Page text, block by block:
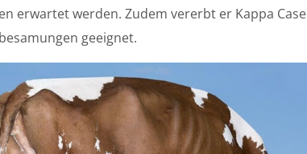
erwartet werden. Zudem vererbt er Kappa
geeignet.